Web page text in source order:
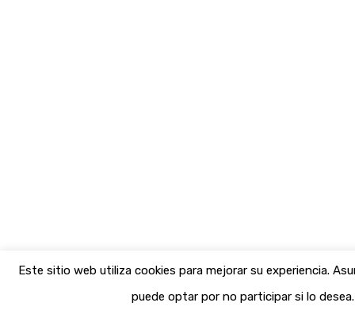
Este sitio web utiliza cookies para mejorar su experiencia.
puede optar por no participar si lo